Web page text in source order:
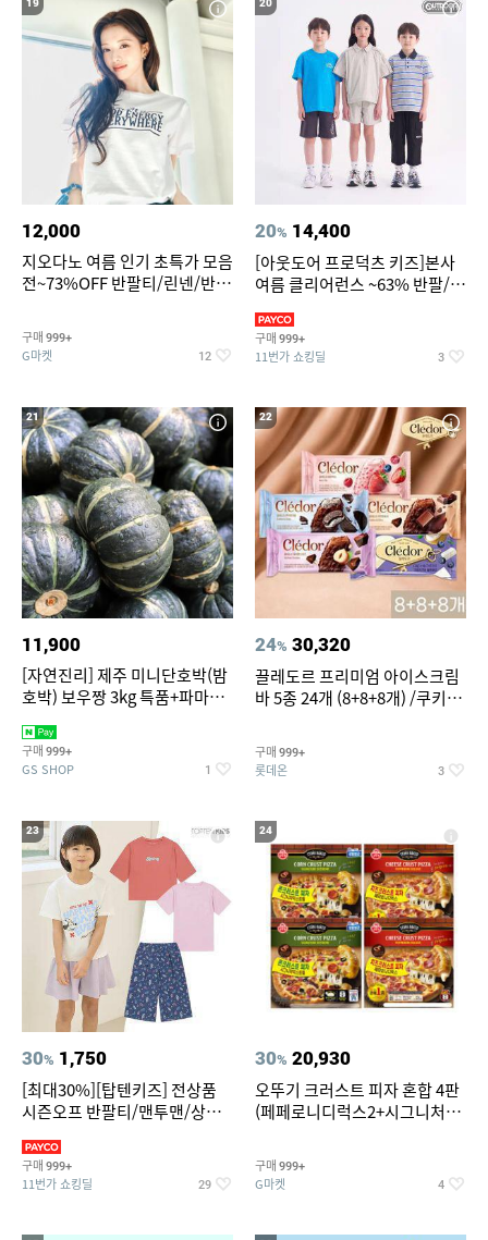
12,000
지오다노 여름 인기 초특가 모음
전~73%OFF 반팔티/린넨/반바
구매 999+
G마켓 12
20% 14,400
[아웃도어 프로덕츠 키즈]본사
여름 클리어런스 ~63% 반팔/반
구매 999+
11번가 쇼킹딜 3
21
11,900
[자연진리] 제주 미니단호박(밤
호박) 보우짱 3kg 특품+파마산
구매 999+
GS SHOP 1
22
24% 30,320
끌레도르 프리미엄 아이스크림
바 5종 24개 (8+8+8개) /쿠키앤
구매 999+
롯데온 3
23
30% 1,750
[최대30%][탑텐키즈] 전상품
시즌오프 반팔티/맨투맨/상하
구매 999+
11번가 쇼킹딜 29
24
30% 20,930
오뚜기 크러스트 피자 혼합 4판
(페페로니디럭스2+시그니처익
구매 999+
G마켓 4